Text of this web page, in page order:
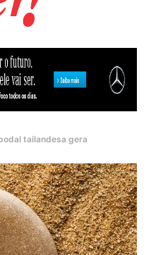
tailandesa gera